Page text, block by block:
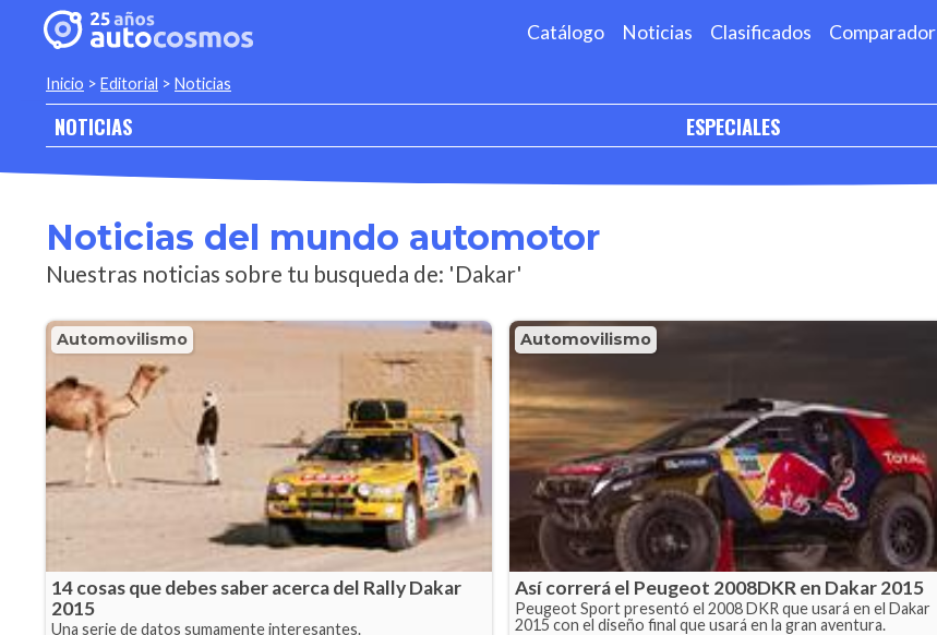
Catálogo Noticias Clasificados Comparador
Inicio > Editorial > Noticias
NOTICIAS ESPECIALES
Noticias del mundo automotor
Nuestras noticias sobre tu busqueda de: 'Dakar'
Automovilismo
14 cosas que debes saber acerca del Rally Dakar
2015
Una serie de datos sumamente interesantes.
Automovilismo
Así correrá el Peugeot 2008DKR en Dakar 2015
Peugeot Sport presentó el 2008 DKR que usará en el Dakar
2015 con el diseño final que usará en la gran aventura.